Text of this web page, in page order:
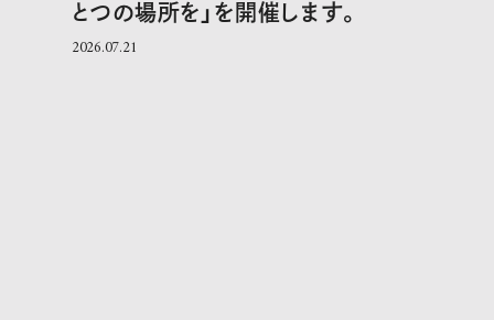
とつの場所を」を開催します。
2026.07.21